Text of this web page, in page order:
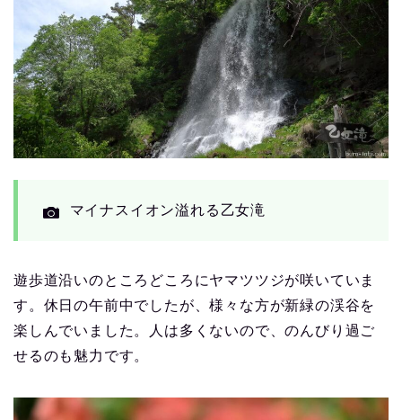
マイナスイオン溢れる乙女滝
遊歩道沿いのところどころにヤマツツジが咲いていま
す。休日の午前中でしたが、様々な方が新緑の渓谷を
楽しんでいました。人は多くないので、のんびり過ご
せるのも魅力です。